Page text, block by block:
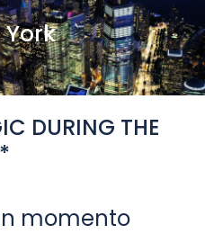
DURING THE
momento